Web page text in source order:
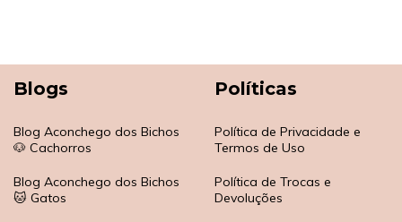
Blogs
Blog Aconchego dos Bichos
🐶 Cachorros
Blog Aconchego dos Bichos
🐱 Gatos
Políticas
Política de Privacidade e
Termos de Uso
Política de Trocas e
Devoluções